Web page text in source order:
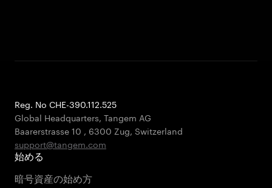
Reg. No CHE-390.112.525
Global Headquarters, Tangem AG
Baarerstrasse 10 , 6300 Zug, Switzerland
support@tangem.com
始める
暗号資産の始め方